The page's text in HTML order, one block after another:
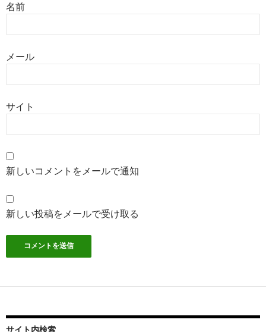
名前
メール
サイト
新しいコメントをメールで通知
新しい投稿をメールで受け取る
サイト内検索